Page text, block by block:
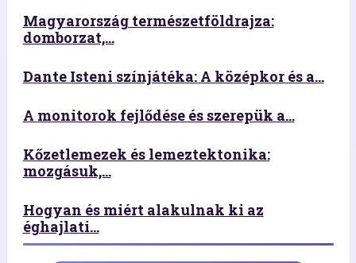
Magyarország természetföldrajza:
domborzat,...
Dante Isteni színjátéka: A középkor és a...
A monitorok fejlődése és szerepük a...
Kőzetlemezek és lemeztektonika:
mozgásuk,...
Hogyan és miért alakulnak ki az
éghajlati...